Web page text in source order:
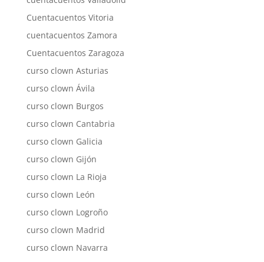
Cuentacuentos Vitoria
cuentacuentos Zamora
Cuentacuentos Zaragoza
curso clown Asturias
curso clown Ávila
curso clown Burgos
curso clown Cantabria
curso clown Galicia
curso clown Gijón
curso clown La Rioja
curso clown León
curso clown Logroño
curso clown Madrid
curso clown Navarra